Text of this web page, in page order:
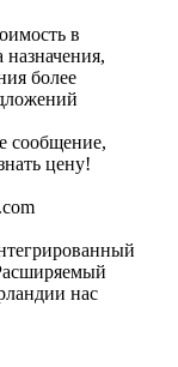
в
более
сообщение,
цену!
нас